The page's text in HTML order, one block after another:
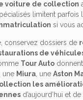
voiture de collection
limitent parfois
si vous
conservez dossiers de
de
Tour Auto
, une Miura , uneAston
les
d’aujourd’hui et de